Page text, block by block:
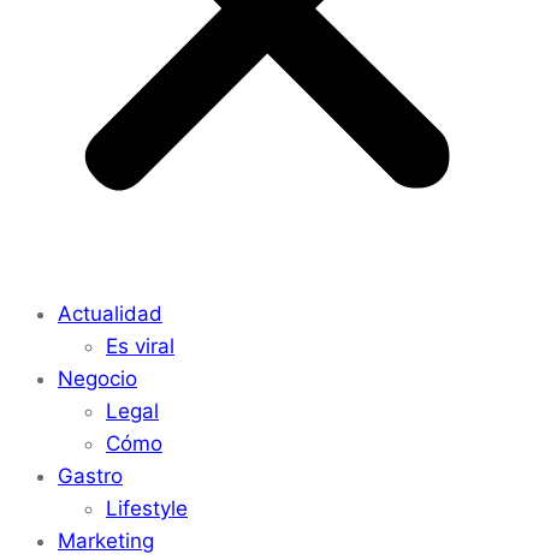
Actualidad
Es viral
Negocio
Legal
Cómo
Gastro
Lifestyle
Marketing